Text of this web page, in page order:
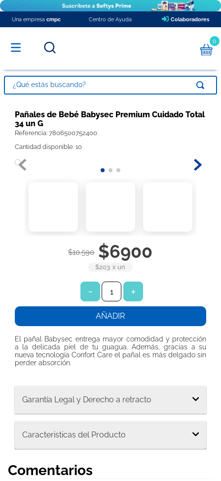
Una empresa cmpc Centro de Ayuda Colaboradores
0
¿Qué estás buscando?
Pañales de Bebé Babysec Premium Cuidado Total
34 un G
Referencia: 7806500752400
Cantidad disponible: 10
$10.590 $6900
$203 x un
＋
－
AÑADIR
El pañal Babysec entrega mayor comodidad y protección
a la delicada piel de tu guagua. Además, gracias a su
nueva tecnología Confort Care el pañal es más delgado sin
perder absorción.
Garantía Legal y Derecho a retracto
Caracteristicas del Producto
Comentarios
TÉRMINOS MÁS BUSCADOS
1.
pañales
papel higienico
3.
protector diario ladysoft protección ultradelgada tela suave